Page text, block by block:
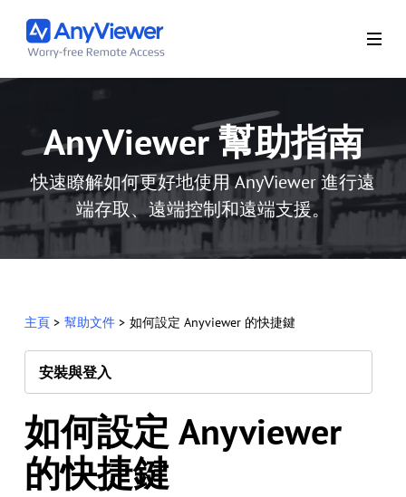
AnyViewer 幫助指南
快速瞭解如何更好地使用 AnyViewer 進行遠
端存取、遠端控制和遠端支援。
主頁> 幫助文件> 如何設定 Anyviewer 的快捷鍵
安裝與登入
如何設定 Anyviewer
的快捷鍵